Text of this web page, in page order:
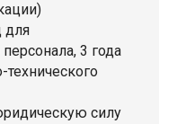
для
3 года
силу